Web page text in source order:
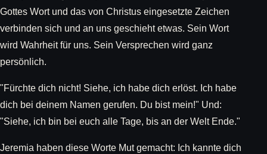
Gottes Wort und das von Christus eingesetzte Zeichen
verbinden sich und an uns geschieht etwas. Sein Wort
wird Wahrheit für uns. Sein Versprechen wird ganz
persönlich.
"Fürchte dich nicht! Siehe, ich habe dich erlöst. Ich habe
dich bei deinem Namen gerufen. Du bist mein!" Und:
"Siehe, ich bin bei euch alle Tage, bis an der Welt Ende."
Jeremia haben diese Worte Mut gemacht: Ich kannte dich